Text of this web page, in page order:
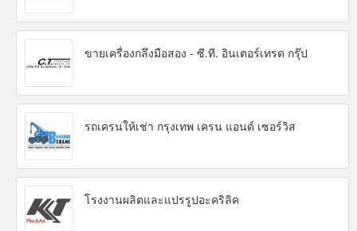
ขายเครื่องกลึงมือสอง - ซี.ที. อินเตอร์เทรด กรุ๊ป
รถเครนให้เช่า กรุงเทพ เครน แอนด์ เซอร์วิส
โรงงานผลิตและแปรรูปอะคริลิค